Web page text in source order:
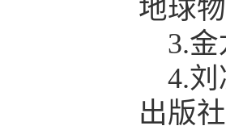
地球
3.金
4.刘
出版社